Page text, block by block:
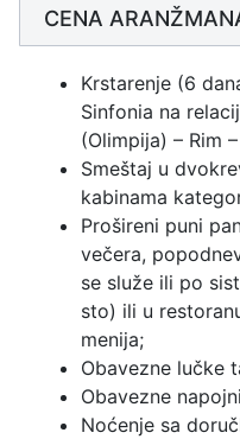
CENA
Krstarenje (6
Sinfonia na
(Olimpija) – Rim
Smeštaj u
kabinama
Prošireni puni
večera,
se služe ili po
sto) ili u
menija;
Obavezne lučke
Obavezne
Noćenje sa